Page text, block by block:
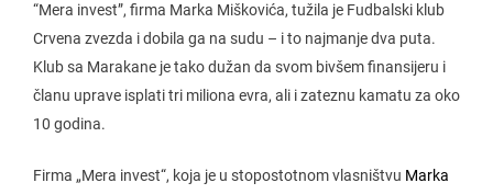
“Mera invest”, firma Marka Miškovića, tužila je Fudbalski klub
Crvena zvezda i dobila ga na sudu – i to najmanje dva puta.
Klub sa Marakane je tako dužan da svom bivšem finansijeru i
članu uprave isplati tri miliona evra, ali i zateznu kamatu za oko
10 godina.
Firma „Mera invest“, koja je u stopostotnom vlasništvu Marka